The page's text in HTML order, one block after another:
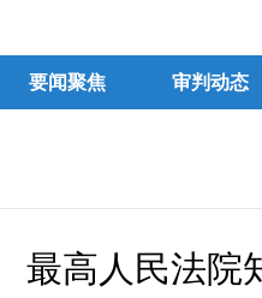
要闻聚焦 审判动态
最高人民法院